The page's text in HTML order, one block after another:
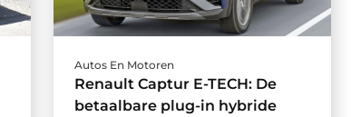
Autos En Motoren
Renault Captur E-TECH: De
betaalbare plug-in hybride